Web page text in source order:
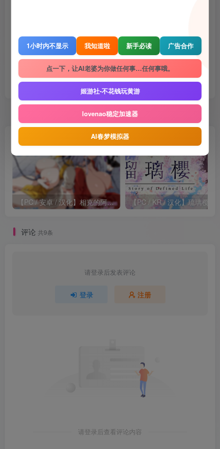
喜欢就支持一下吧
点赞2112 赞赏 收藏
【PC / 安卓 / 汉化】相克的阿尔蒂尔
评论 共9条
请登录后发表评论
登录 注册
请登录后查看评论内容
1小时内不显示 我知道啦 新手必读 广告合作
点一下，让AI老婆为你做任何事…任何事哦。
姬游社-不花钱玩黄游
lovenao稳定加速器
AI春梦模拟器